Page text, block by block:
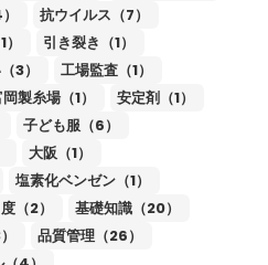
抗ウイルス（7）
引き裂き（1）
3）
工場監査（1）
製糸場（1）
安定剤（1）
子ども服（6）
大阪（1）
塩素化ベンゼン（1）
（2）
基礎知識（20）
品質管理（26）